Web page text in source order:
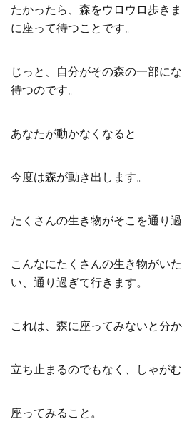
たかったら、森をウロウロ歩き
に座って待つことです。
じっと、自分がその森の一部に
待つのです。
あなたが動かなくなると
今度は森が動き出します。
たくさんの生き物がそこを通り
こんなにたくさんの生き物がい
い、通り過ぎて行きます。
これは、森に座ってみないと分か
立ち止まるのでもなく、しゃがむ
座ってみること。